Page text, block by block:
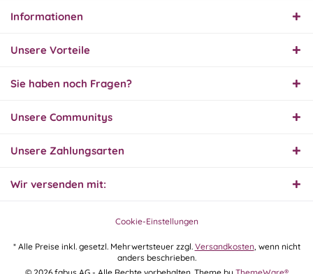
Super schnelle Lieferung,
Produkt und Preis
30.07.26
29.07.26▼
Informationen
Unsere Vorteile
Sie haben noch Fragen?
Unsere Communitys
Unsere Zahlungsarten
Wir versenden mit:
Cookie-Einstellungen
* Alle Preise inkl. gesetzl. Mehrwertsteuer zzgl. Versandkosten, wenn nicht
anders beschrieben.